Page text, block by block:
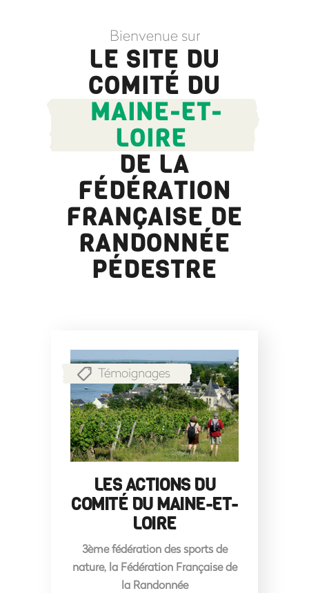
Bienvenue sur
LE SITE DU
COMITÉ DU
MAINE-ET-
LOIRE
DE LA
FÉDÉRATION
FRANÇAISE DE
RANDONNÉE
PÉDESTRE
Témoignages
LES ACTIONS DU
COMITÉ DU MAINE-ET-
LOIRE
3ème fédération des sports de
nature, la Fédération Française de
la Randonnée